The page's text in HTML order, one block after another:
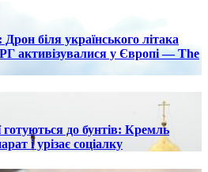
біля українського літака
активізувалися у Європі — The
до бунтів: Кремль
і урізає соціалку